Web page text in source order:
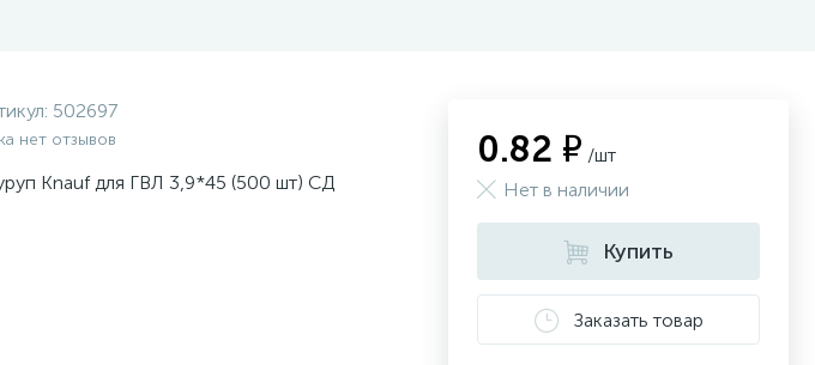
502697
нет отзывов
Knauf для ГВЛ 3,9*45 (500 шт) СД
0.82 ₽ /шт
Нет в наличии
Купить
Заказать товар